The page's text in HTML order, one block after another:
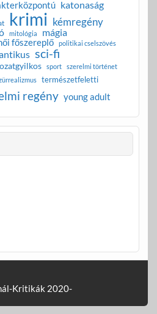
katonaság
krimi kémregény
mitológia mágia
főszereplő politikai cselszövés
sci-fi
sport szerelmi történet
természetfeletti
regény young adult
Kritikák 2020-